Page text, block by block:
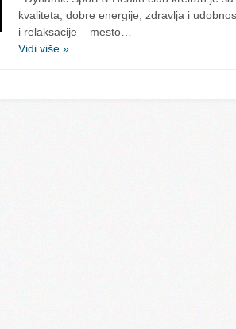
kvaliteta, dobre energije, zdravlja i
i relaksacije – mesto…
Vidi više »